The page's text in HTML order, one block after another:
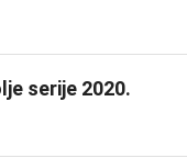
serije 2020.